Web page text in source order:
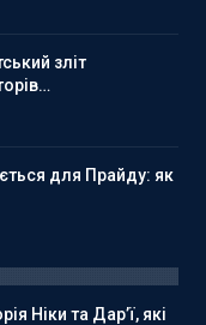
зліт
для Прайду: як
Ніки та Дар’ї, які